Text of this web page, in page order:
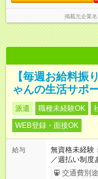
掲載元企業名
【毎週お給料振
ゃんの生活サポ
派遣 職種未経験OK
WEB登録・面接OK
給与
無資格未経
／週払い制度
了次第のお支
交通費別